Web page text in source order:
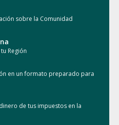
sobre la Comunidad
Región
en un formato preparado para
de tus impuestos en la